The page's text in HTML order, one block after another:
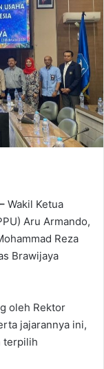
Wakil Ketua
Aru Armando,
Reza
Brawijaya
oleh Rektor
jajarannya ini,
terpilih